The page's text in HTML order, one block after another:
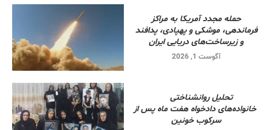
حمله مجدد آمریکا به مراکز
فرماندهی، موشکی و پهپادی، پدافند
و زیرساخت‌های دریایی ایران
آگوست 1, 2026
تحلیل روانشناختی
خانواده‌های دادخواه هفت ماه پس از
سرکوب خونین